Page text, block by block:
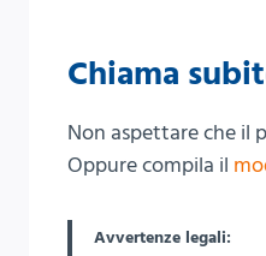
Chiama
Non aspettare che il
Oppure compila il
Avvertenze legali: